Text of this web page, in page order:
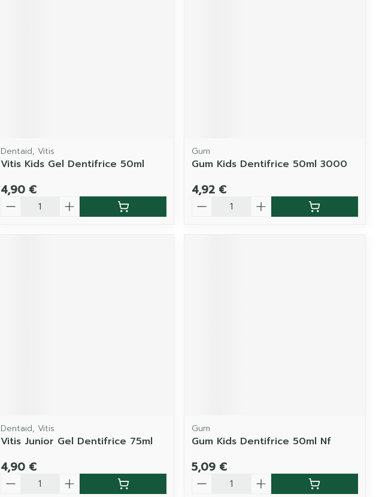
Dentaid, Vitis
Vitis Kids Gel Dentifrice 50ml
4,90 €
Quantité
Gum
Gum Kids Dentifrice 50ml 3000
4,92 €
Quantité
Dentaid, Vitis
Vitis Junior Gel Dentifrice 75ml
4,90 €
Quantité
Gum
Gum Kids Dentifrice 50ml Nf
5,09 €
Quantité